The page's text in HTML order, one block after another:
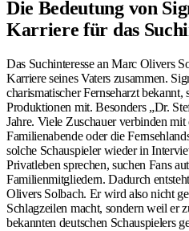
Die Bedeutung von
Karriere für das
Das Suchinteresse an Marc Olivers
Karriere seines Vaters zusammen.
charismatischer Fernseharzt
Produktionen mit. Besonders „Dr.
Jahre. Viele Zuschauer verbinden
Familienabende oder die
solche Schauspieler wieder in
Privatleben sprechen, suchen Fans
Familienmitgliedern. Dadurch
Olivers Solbach. Er wird also nicht
Schlagzeilen macht, sondern weil er
bekannten deutschen Schauspielers